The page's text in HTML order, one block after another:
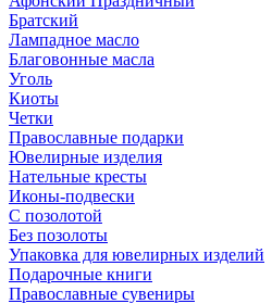
Братский
Лампадное масло
Благовонные масла
Уголь
Киоты
Четки
Православные подарки
Ювелирные изделия
Нательные кресты
Иконы-подвески
С позолотой
Без позолоты
Упаковка для ювелирных изделий
Подарочные книги
Православные сувениры